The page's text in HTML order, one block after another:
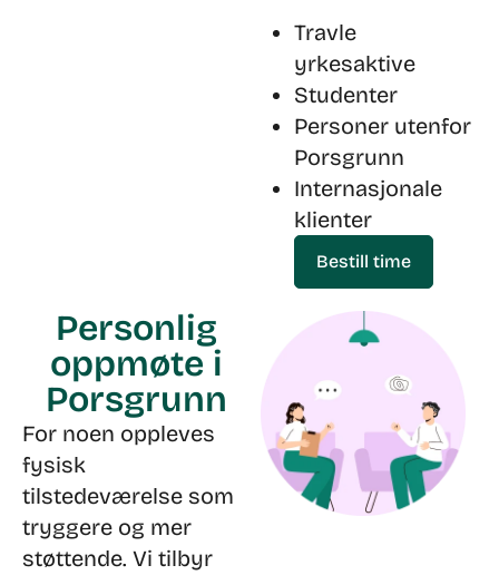
Travle
yrkesaktive
Studenter
Personer utenfor
Porsgrunn
Internasjonale
klienter
Bestill time
Personlig
oppmøte i
Porsgrunn
For noen oppleves
fysisk
tilstedeværelse som
tryggere og mer
støttende. Vi tilbyr